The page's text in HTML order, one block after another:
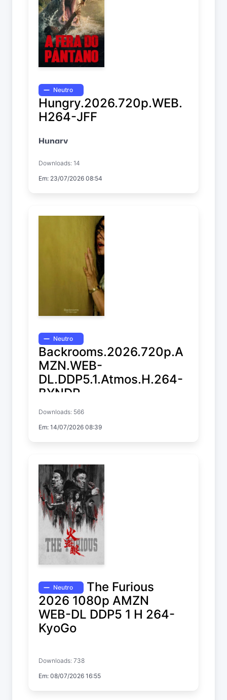
Neutro
Hungry.2026.720p.WEB.
H264-JFF
Hungry
Downloads: 14
Em: 23/07/2026 08:54
Neutro
Backrooms.2026.720p.A
MZN.WEB-
DL.DDP5.1.Atmos.H.264-
BYNDR
Backrooms
Downloads: 566
Em: 14/07/2026 08:39
Neutro
The Furious
2026 1080p AMZN
WEB-DL DDP5 1 H 264-
KyoGo
Downloads: 738
Em: 08/07/2026 16:55